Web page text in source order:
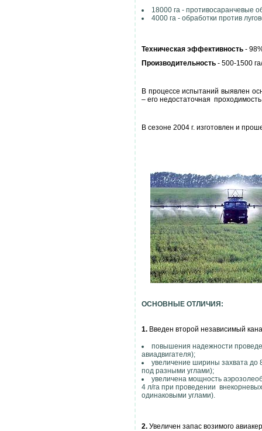
18000 га - противосаранчевые
4000 га - обработки против
Техническая эффективность -
Производительность - 500-1500
В процессе испытаний выявлен
– его недостаточная
В сезоне 2004 г. изготовлен и
ОСНОВНЫЕ ОТЛИЧИЯ:
1. Введен второй независимый
повышения надежности
авиадвигателя);
увеличение ширины захвата до
под разными углами);
увеличена мощность
4 л/га при проведении
одинаковыми углами).
2. Увеличен запас возимого